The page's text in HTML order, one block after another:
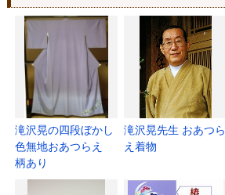
滝沢晃の四段ぼかし
色無地おあつらえ
柄あり
滝沢晃先生 おあつら
え着物